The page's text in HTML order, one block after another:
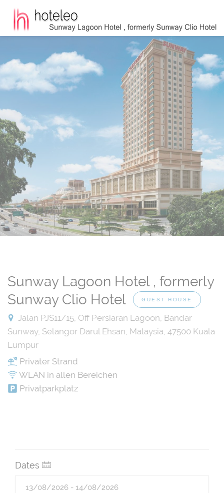
Sunway Lagoon Hotel , formerly
Sunway Clio Hotel
GUEST HOUSE
Jalan PJS11/15, Off Persiaran Lagoon, Bandar
Sunway, Selangor Darul Ehsan, Malaysia, 47500 Kuala
Lumpur
Privater Strand
WLAN in allen Bereichen
Privatparkplatz
Dates